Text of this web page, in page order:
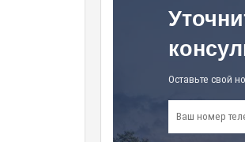
Оставьте свой